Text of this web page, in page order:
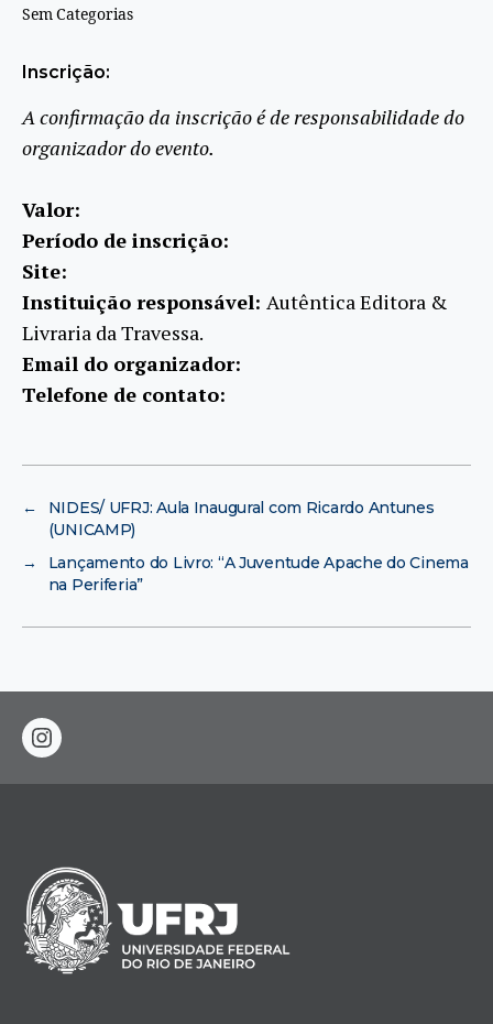
Sem Categorias
Inscrição:
A confirmação da inscrição é de responsabilidade do
organizador do evento.
Valor:
Período de inscrição:
Site:
Instituição responsável: Autêntica Editora &
Livraria da Travessa.
Email do organizador:
Telefone de contato:
←
NIDES/ UFRJ: Aula Inaugural com Ricardo Antunes
(UNICAMP)
→
Lançamento do Livro: “A Juventude Apache do Cinema
na Periferia”
instagram